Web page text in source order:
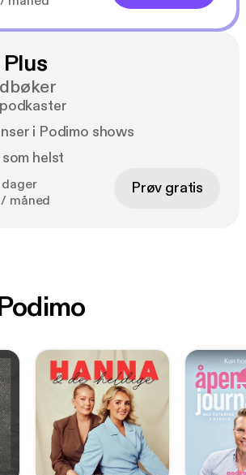
i Podimo shows
helst
måned
Prøv gratis